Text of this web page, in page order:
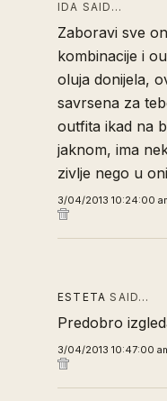
IDA SAID…
Zaboravi sve
kombinacije i
oluja donijela,
savrsena za
outfita ikad na
jaknom, ima
zivlje nego u
3/04/2013 10:24:00
ESTETA SAID…
Predobro
3/04/2013 10:47:00